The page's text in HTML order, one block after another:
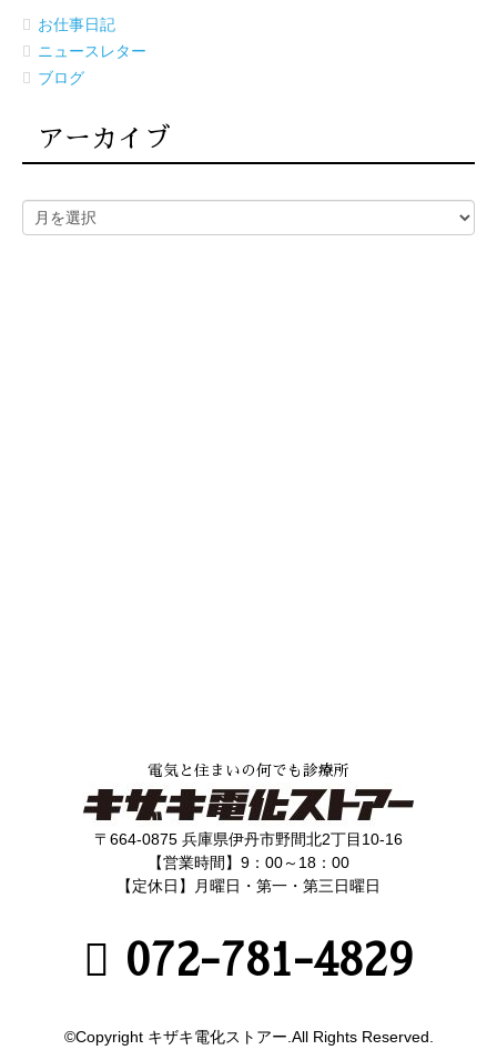
お仕事日記
ニュースレター
ブログ
アーカイブ
電気と住まいの何でも診療所
〒664-0875 兵庫県伊丹市野間北2丁目10-16
【営業時間】9：00～18：00
【定休日】月曜日・第一・第三日曜日
072-781-4829
©Copyright キザキ電化ストアー.All Rights Reserved.